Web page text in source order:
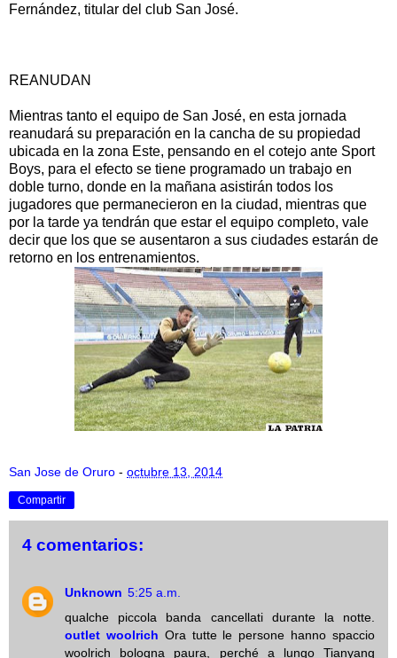
Fernández, titular del club San José.
REANUDAN
Mientras tanto el equipo de San José, en esta jornada
reanudará su preparación en la cancha de su propiedad
ubicada en la zona Este, pensando en el cotejo ante Sport
Boys, para el efecto se tiene programado un trabajo en
doble turno, donde en la mañana asistirán todos los
jugadores que permanecieron en la ciudad, mientras que
por la tarde ya tendrán que estar el equipo completo, vale
decir que los que se ausentaron a sus ciudades estarán de
retorno en los entrenamientos.
San Jose de Oruro - octubre 13, 2014
Compartir
4 comentarios:
Unknown 5:25 a.m.
qualche piccola banda cancellati durante la notte.
outlet woolrich Ora tutte le persone hanno spaccio
woolrich bologna paura, perché a lungo Tianyang